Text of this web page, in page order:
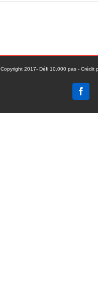
Copyright 2017- Défi 10.000 pas - Crédit